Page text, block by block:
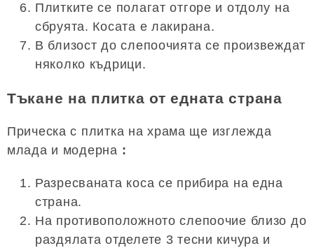
Плитките се полагат отгоре и отдолу на
сбруята. Косата е лакирана.
В близост до слепоочията се произвеждат
няколко къдрици.
Тъкане на плитка от едната страна
Прическа с плитка на храма ще изглежда
млада и модерна :
Разресваната коса се прибира на една
страна.
На противоположното слепоочие близо до
раздялата отделете 3 тесни кичура и